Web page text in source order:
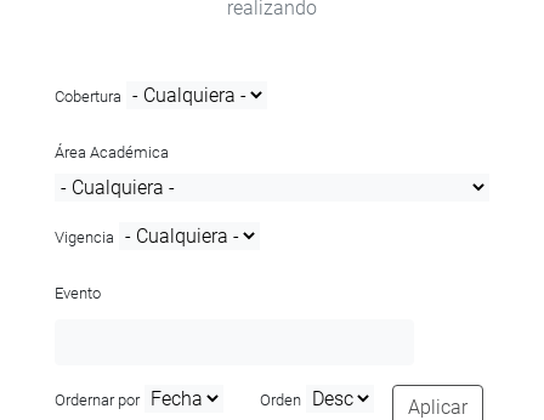
realizando
Cobertura
Área Académica
Vigencia
Evento
Ordernar por Orden Aplicar